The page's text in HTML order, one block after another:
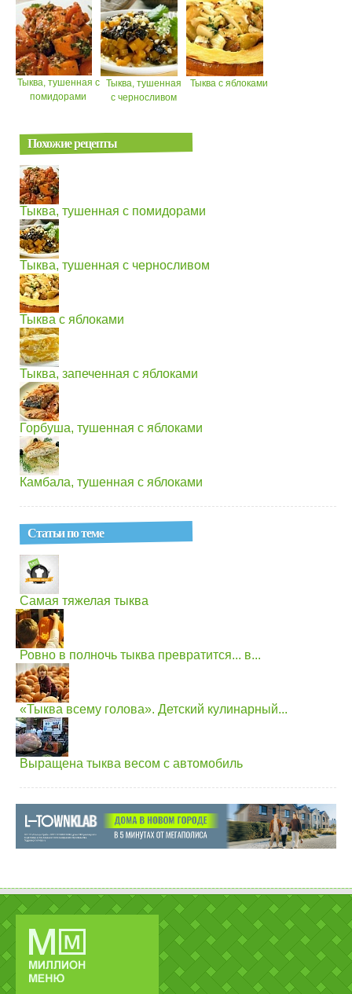
Тыква, тушенная с
помидорами
Тыква, тушенная
с черносливом
Тыква с яблоками
Похожие рецепты
Тыква, тушенная с помидорами
Тыква, тушенная с черносливом
Тыква с яблоками
Тыква, запеченная с яблоками
Горбуша, тушенная с яблоками
Камбала, тушенная с яблоками
Статьи по теме
Самая тяжелая тыква
Ровно в полночь тыква превратится... в...
«Тыква всему голова». Детский кулинарный...
Выращена тыква весом с автомобиль